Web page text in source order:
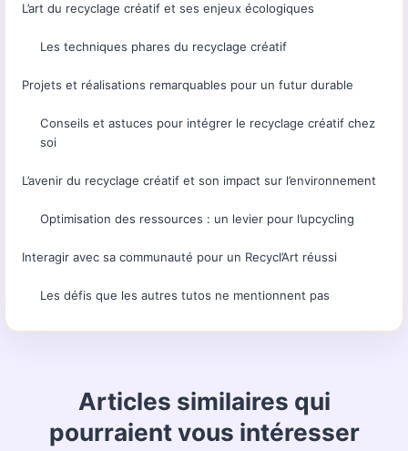
L’art du recyclage créatif et ses enjeux écologiques
Les techniques phares du recyclage créatif
Projets et réalisations remarquables pour un futur durable
Conseils et astuces pour intégrer le recyclage créatif chez
soi
L’avenir du recyclage créatif et son impact sur l’environnement
Optimisation des ressources : un levier pour l’upcycling
Interagir avec sa communauté pour un Recycl’Art réussi
Les défis que les autres tutos ne mentionnent pas
Articles similaires qui
pourraient vous intéresser